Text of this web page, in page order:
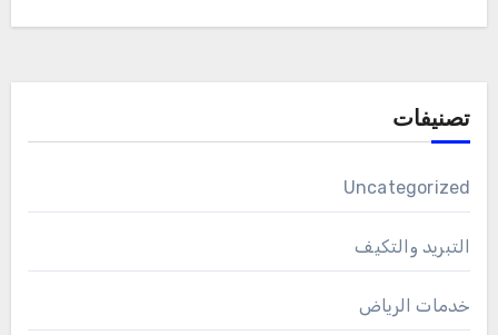
تصنيفات
Uncategorized
التبريد والتكيف
خدمات الرياض